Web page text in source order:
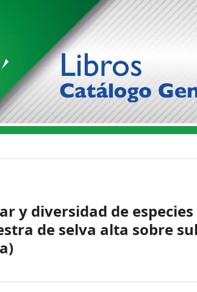
y diversidad de
de selva alta sobre